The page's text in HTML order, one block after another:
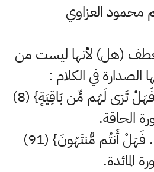
محمود العزاوي
(هل) لأنها ليست من
الصدارة في الكلام :
مثال: قوله تعالى : {فَهَلْ تَرَى لَهُم مِّن بَاقِيَةٍ} (8)
الحاقة.
وقوله تعالى : {..... فَهَلْ أَنتُم مُّنتَهُونَ} (91)
المائدة.